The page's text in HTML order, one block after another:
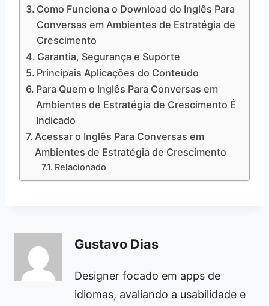
Como Funciona o Download do Inglês Para
Conversas em Ambientes de Estratégia de
Crescimento
Garantia, Segurança e Suporte
Principais Aplicações do Conteúdo
Para Quem o Inglês Para Conversas em
Ambientes de Estratégia de Crescimento É
Indicado
Acessar o Inglês Para Conversas em
Ambientes de Estratégia de Crescimento
Relacionado
Gustavo Dias
Designer focado em apps de
idiomas, avaliando a usabilidade e